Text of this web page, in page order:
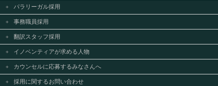
パラリーガル採用
事務職員採用
翻訳スタッフ採用
イノベンティアが求める人物
カウンセルに応募するみなさんへ
採用に関するお問い合わせ